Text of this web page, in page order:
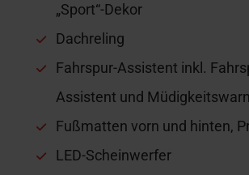
„Sport“-Dekor
Dachreling
Fahrspur-Assistent inkl.
Assistent und
Fußmatten vorn und hinten,
LED-Scheinwerfer